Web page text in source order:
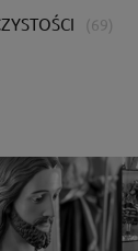
(69)